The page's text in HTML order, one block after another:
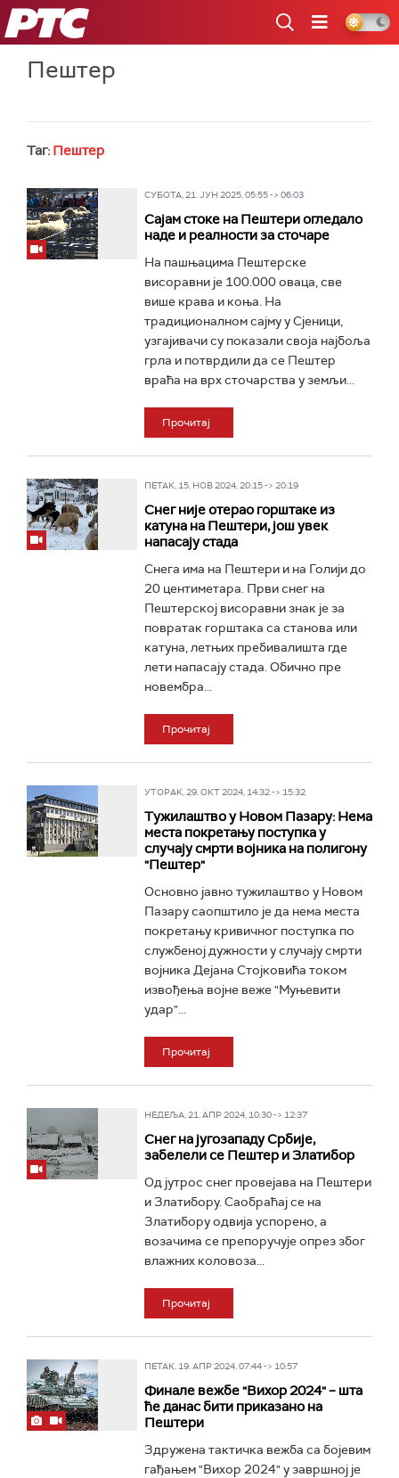
РТС
Пештер
Таг: Пештер
СУБОТА, 21. ЈУН 2025, 05:55 -> 06:03
Сајам стоке на Пештери огледало
наде и реалности за сточаре
На пашњацима Пештерске
висоравни је 100.000 оваца, све
више крава и коња. На
традиционалном сајму у Сјеници,
узгајивачи су показали своја најбоља
грла и потврдили да се Пештер
враћа на врх сточарства у земљи...
Прочитај
ПЕТАК, 15. НОВ 2024, 20:15 -> 20:19
Снег није отерао горштаке из
катуна на Пештери, још увек
напасају стада
Снега има на Пештери и на Голији до
20 центиметара. Први снег на
Пештерској висоравни знак је за
повратак горштака са станова или
катуна, летњих пребивалишта где
лети напасају стада. Обично пре
новембра...
Прочитај
УТОРАК, 29. ОКТ 2024, 14:32 -> 15:32
Тужилаштво у Новом Пазару: Нема
места покретању поступка у
случају смрти војника на полигону
"Пештер"
Основно јавно тужилаштво у Новом
Пазару саопштило је да нема места
покретању кривичног поступка по
службеној дужности у случају смрти
војника Дејана Стојковића током
извођења војне веже "Муњевити
удар"...
Прочитај
НЕДЕЉА, 21. АПР 2024, 10:30 -> 12:37
Снег на југозападу Србије,
забелели се Пештер и Златибор
Од јутрос снег провејава на Пештери
и Златибору. Саобраћај се на
Златибору одвија успорено, а
возачима се препоручује опрез због
влажних коловоза...
Прочитај
ПЕТАК, 19. АПР 2024, 07:44 -> 10:57
Финале вежбе "Вихор 2024" – шта
ће данас бити приказано на
Пештери
Здружена тактичка вежба са бојевим
гађањем "Вихор 2024" у завршној је